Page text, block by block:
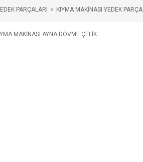
PARÇALARI KIYMA MAKİNASI YEDEK PARÇA